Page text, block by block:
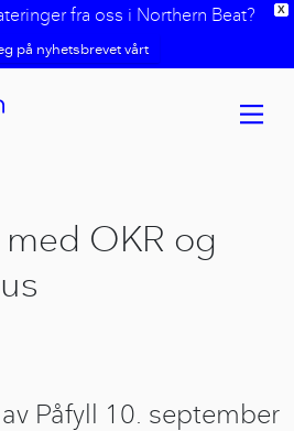
X
fra oss i Northern Beat?
på nyhetsbrevet vårt
OKR og
Påfyll 10. september